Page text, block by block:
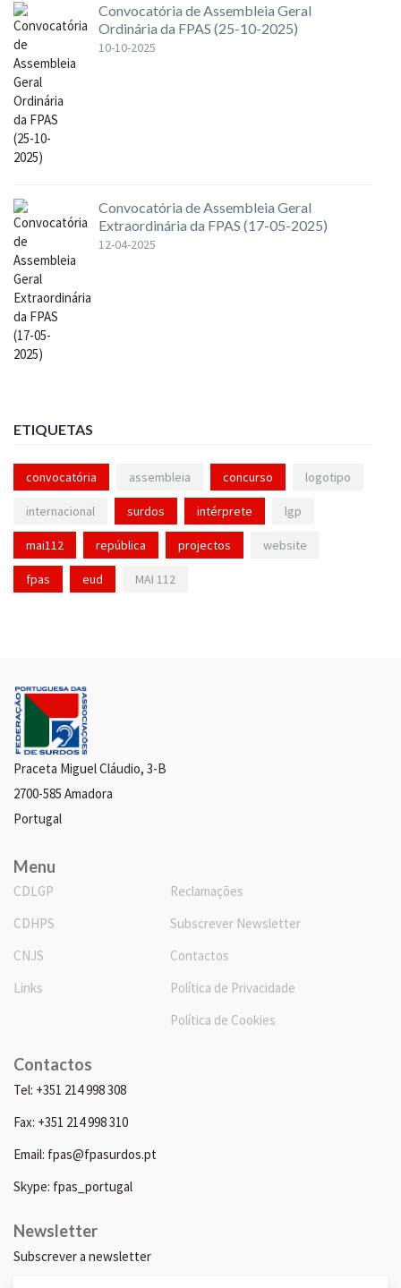
Convocatória de Assembleia Geral
Ordinária da FPAS (25-10-2025)
10-10-2025
Convocatória de Assembleia Geral
Extraordinária da FPAS (17-05-2025)
12-04-2025
ETIQUETAS
convocatória assembleia concurso logotipo
internacional surdos intérprete lgp
mai112 república projectos website
fpas eud MAI 112
Praceta Miguel Cláudio, 3-B
2700-585 Amadora
Portugal
Menu
CDLGP
CDHPS
CNJS
Links
Reclamações
Subscrever Newsletter
Contactos
Política de Privacidade
Política de Cookies
Contactos
Tel: +351 214 998 308
Fax: +351 214 998 310
Email: fpas@fpasurdos.pt
Skype: fpas_portugal
Newsletter
Subscrever a newsletter